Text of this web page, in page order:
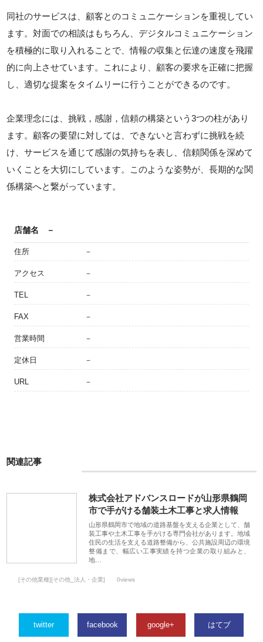
同社のサービスは、顧客とのコミュニケーションを重視してい
ます。対面での相談はもちろん、デジタルコミュニケーション
を積極的に取り入れることで、情報の収集と伝達の速度を飛躍
的に向上させています。これにより、顧客の要求を正確に把握
し、適切な提案をタイムリーに行うことができるのです。
企業理念には、挑戦，感謝，信頼の構築という3つの柱があり
ます。顧客の要望に対しては、できないと言わずに挑戦を続
け、サービスを通じて感謝の気持ちを表し、信頼関係を深めて
いくことを大切にしています。このような姿勢が、長期的な関
係構築へと繋がっています。
店舗名 －
住所 －
アクセス －
TEL －
FAX －
営業時間 －
定休日 －
URL －
関連記事
株式会社アドバンスロードが山形県鶴岡
市で手がける舗装土木工事と求人情報
山形県鶴岡市で地域の道路基盤を支える企業として、舗
装工事や土木工事を手がける専門会社があります。地域
住民の生活を支える道路整備から、公共施設周辺の環境
整備まで、幅広い工事実績を持つ企業の取り組みと、
地…
[その他業種][その他_法人・企業] 0views
twitter facebook google+ はてブ